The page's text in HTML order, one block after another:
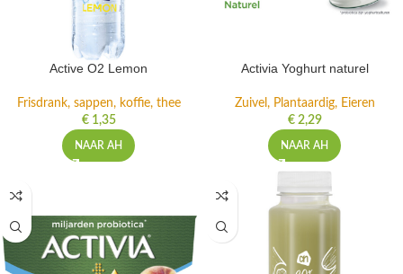
Active O2 Lemon
Frisdrank, sappen, koffie, thee
€1,35
NAAR AH
Activia Yoghurt naturel
Zuivel, Plantaardig, Eieren
€2,29
NAAR AH